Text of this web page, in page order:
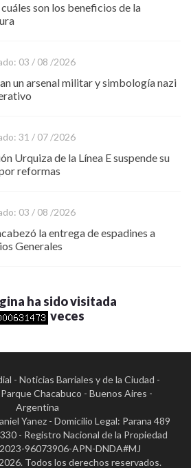
son los beneficios de la
03 / 08 /2026
un arsenal militar y simbología nazi
31 / 07 /2026
Urquiza de la Línea E suspende su
reformas
03 / 08 /2026
la entrega de espadines a
Generales
ha sido visitada
veces
- Noticias Barriales y de la Ciudad -
Chacabuco - Buenos Aires -
Argentina
Yanez - Domicilio Legal: Parana 489
- Registro Nacional de la Propiedad
96073906-APN-DNDA#MJ
Todos los derechos reservados.